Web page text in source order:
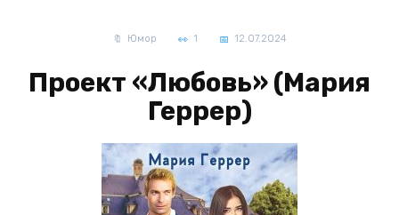
Юмор 1 12.07.2024
Проект «Любовь» (Мария
Геррер)